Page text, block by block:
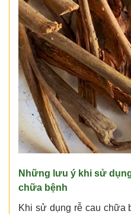
Những lưu ý khi sử
chữa bệnh
Khi sử dụng rễ cau chữa